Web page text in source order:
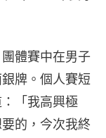
體賽中在男子
牌。個人賽短
「我高興極
的，今次我終